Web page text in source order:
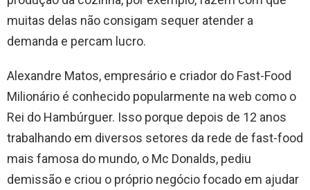
muitas delas não consigam sequer atender a
demanda e percam lucro.
Alexandre Matos, empresário e criador do Fast-Food
Milionário é conhecido popularmente na web como o
Rei do Hambúrguer. Isso porque depois de 12 anos
trabalhando em diversos setores da rede de fast-food
mais famosa do mundo, o Mc Donalds, pediu
demissão e criou o próprio negócio focado em ajudar